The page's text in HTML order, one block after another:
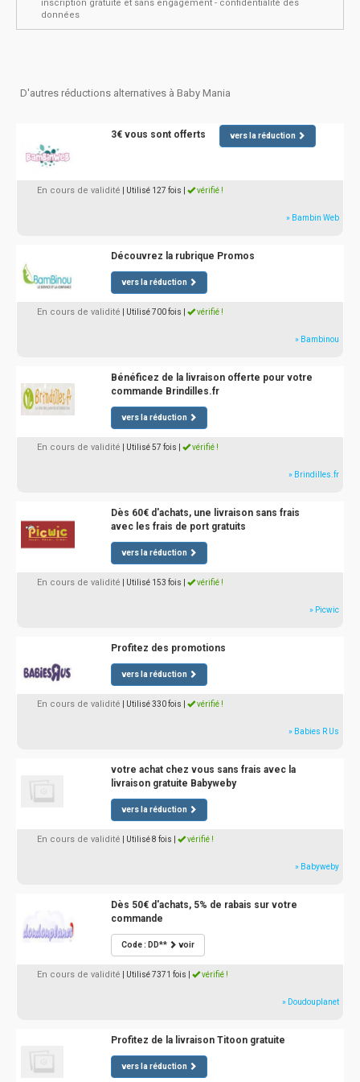
inscription gratuite et sans engagement - confidentialité des
données
D'autres réductions alternatives à Baby Mania
3€ vous sont offerts vers la réduction
En cours de validité | Utilisé 127 fois vérifié !
» Bambin Web
Découvrez la rubrique Promos
vers la réduction
En cours de validité | Utilisé 700 fois vérifié !
» Bambinou
Bénéficez de la livraison offerte pour votre
commande Brindilles.fr
vers la réduction
En cours de validité | Utilisé 57 fois vérifié !
» Brindilles.fr
Dès 60€ d'achats, une livraison sans frais
avec les frais de port gratuits
vers la réduction
En cours de validité | Utilisé 153 fois vérifié !
» Picwic
Profitez des promotions
vers la réduction
En cours de validité | Utilisé 330 fois vérifié !
» Babies R Us
votre achat chez vous sans frais avec la
livraison gratuite Babyweby
vers la réduction
En cours de validité | Utilisé 8 fois vérifié !
» Babyweby
Dès 50€ d'achats, 5% de rabais sur votre
commande
Code : DD** voir
En cours de validité | Utilisé 7371 fois vérifié !
» Doudouplanet
Profitez de la livraison Titoon gratuite
vers la réduction